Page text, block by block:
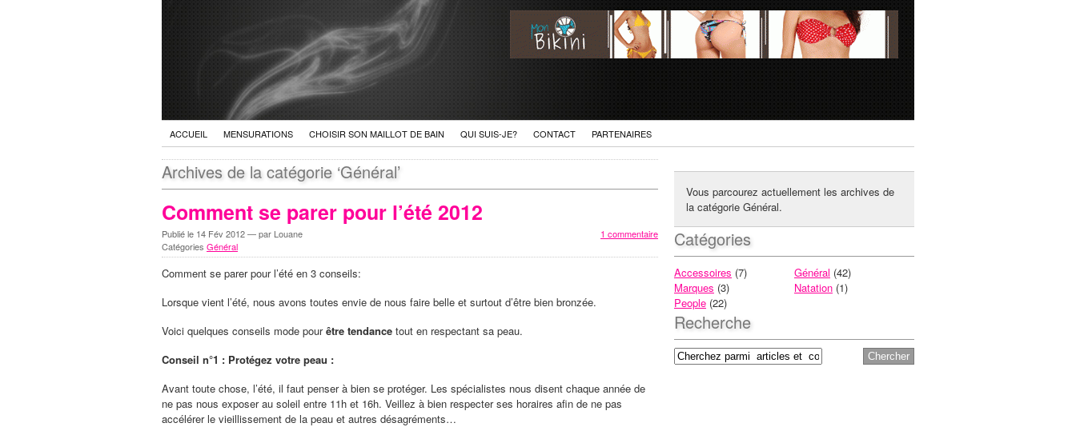
ACCUEIL MENSURATIONS CHOISIR SON MAILLOT DE BAIN QUI SUIS-JE? CONTACT PARTENAIRES
Archives de la catégorie ‘Général’
Comment se parer pour l’été 2012
1 commentaire
Publié le 14 Fév 2012— par Louane
Catégories Général
Comment se parer pour l’été en 3 conseils:
Lorsque vient l’été, nous avons toutes envie de nous faire belle et surtout d’être bien bronzée.
Voici quelques conseils mode pourêtre tendance tout en respectant sa peau.
Conseil n°1 : Protégez votre peau :
Avant toute chose, l’été, il faut penser à bien se protéger. Les spécialistes nous disent chaque année de
ne pas nous exposer au soleil entre 11h et 16h. Veillez à bien respecter ses horaires afin de ne pas
accélérer le vieillissement de la peau et autres désagréments…
Vous parcourez actuellement les archives de
la catégorie Général.
Catégories
Accessoires (7) Général (42)
Marques (3) Natation (1)
People (22)
Recherche